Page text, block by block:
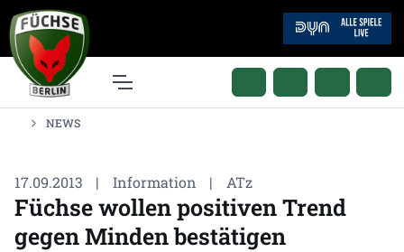
NEWS
17.09.2013 | Information | ATz
Füchse wollen positiven Trend
gegen Minden bestätigen